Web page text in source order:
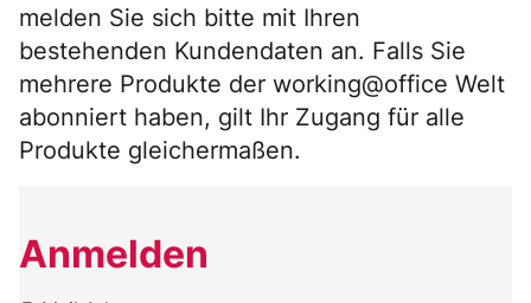
melden Sie sich bitte mit Ihren
bestehenden Kundendaten an. Falls Sie
mehrere Produkte der working@office Welt
abonniert haben, gilt Ihr Zugang für alle
Produkte gleichermaßen.
Anmelden